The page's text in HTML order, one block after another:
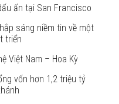
ấn tại San Francisco
sáng niềm tin về một
triển
Việt Nam – Hoa Kỳ
vốn hơn 1,2 triệu tỷ